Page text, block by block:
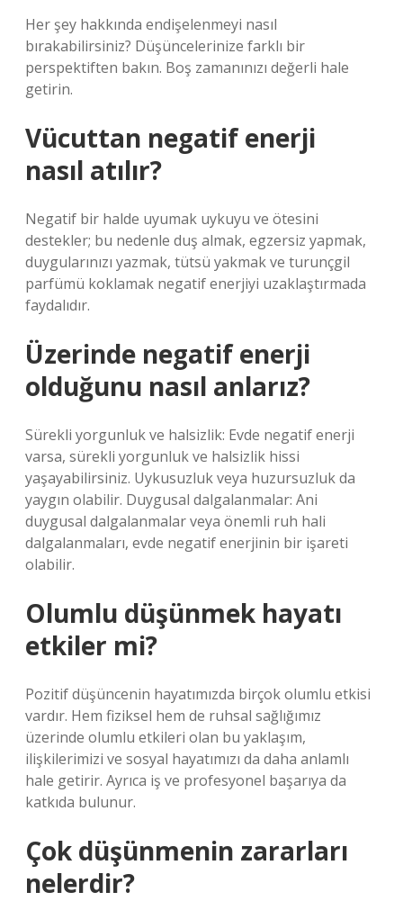
Her şey hakkında endişelenmeyi nasıl
bırakabilirsiniz? Düşüncelerinize farklı bir
perspektiften bakın. Boş zamanınızı değerli hale
getirin.
Vücuttan negatif enerji
nasıl atılır?
Negatif bir halde uyumak uykuyu ve ötesini
destekler; bu nedenle duş almak, egzersiz yapmak,
duygularınızı yazmak, tütsü yakmak ve turunçgil
parfümü koklamak negatif enerjiyi uzaklaştırmada
faydalıdır.
Üzerinde negatif enerji
olduğunu nasıl anlarız?
Sürekli yorgunluk ve halsizlik: Evde negatif enerji
varsa, sürekli yorgunluk ve halsizlik hissi
yaşayabilirsiniz. Uykusuzluk veya huzursuzluk da
yaygın olabilir. Duygusal dalgalanmalar: Ani
duygusal dalgalanmalar veya önemli ruh hali
dalgalanmaları, evde negatif enerjinin bir işareti
olabilir.
Olumlu düşünmek hayatı
etkiler mi?
Pozitif düşüncenin hayatımızda birçok olumlu etkisi
vardır. Hem fiziksel hem de ruhsal sağlığımız
üzerinde olumlu etkileri olan bu yaklaşım,
ilişkilerimizi ve sosyal hayatımızı da daha anlamlı
hale getirir. Ayrıca iş ve profesyonel başarıya da
katkıda bulunur.
Çok düşünmenin zararları
nelerdir?